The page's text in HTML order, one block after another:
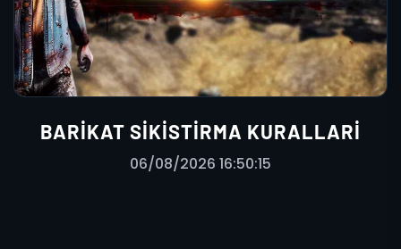
BARIKAT SIKISTIRMA KURALLARI
06/08/2026 16:50:15